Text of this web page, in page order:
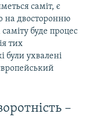
саміт, є
на двосторонню
буде процес
тих
були ухвалені
–